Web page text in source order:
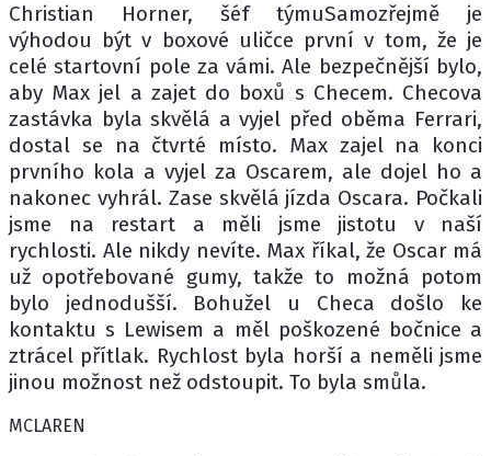
Christian Horner, šéf týmuSamozřejmě je
výhodou být v boxové uličce první v tom, že je
celé startovní pole za vámi. Ale bezpečnější bylo,
aby Max jel a zajet do boxů s Checem. Checova
zastávka byla skvělá a vyjel před oběma Ferrari,
dostal se na čtvrté místo. Max zajel na konci
prvního kola a vyjel za Oscarem, ale dojel ho a
nakonec vyhrál. Zase skvělá jízda Oscara. Počkali
jsme na restart a měli jsme jistotu v naší
rychlosti. Ale nikdy nevíte. Max říkal, že Oscar má
už opotřebované gumy, takže to možná potom
bylo jednodušší. Bohužel u Checa došlo ke
kontaktu s Lewisem a měl poškozené bočnice a
ztrácel přítlak. Rychlost byla horší a neměli jsme
jinou možnost než odstoupit. To byla smůla.
MCLAREN